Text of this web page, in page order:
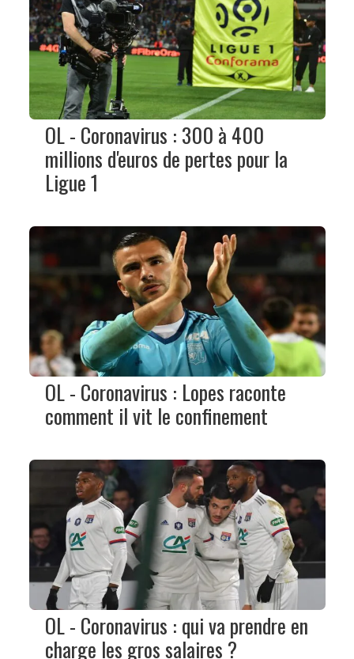
OL - Coronavirus : 300 à 400
millions d'euros de pertes pour la
Ligue 1
OL - Coronavirus : Lopes raconte
comment il vit le confinement
OL - Coronavirus : qui va prendre en
charge les gros salaires ?